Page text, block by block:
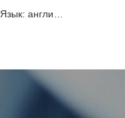
Язык: английский